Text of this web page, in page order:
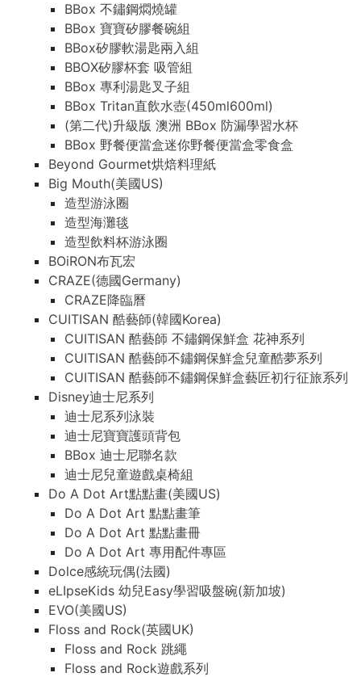
BBox 不鏽鋼燜燒罐
BBox 寶寶矽膠餐碗組
BBox矽膠軟湯匙兩入組
BBOX矽膠杯套 吸管組
BBox 專利湯匙叉子組
BBox Tritan直飲水壺(450ml600ml)
(第二代)升級版 澳洲 BBox 防漏學習水杯
BBox 野餐便當盒迷你野餐便當盒零食盒
Beyond Gourmet烘焙料理紙
Big Mouth(美國US)
造型游泳圈
造型海灘毯
造型飲料杯游泳圈
BOiRON布瓦宏
CRAZE(德國Germany)
CRAZE降臨曆
CUITISAN 酷藝師(韓國Korea)
CUITISAN 酷藝師 不鏽鋼保鮮盒 花神系列
CUITISAN 酷藝師不鏽鋼保鮮盒兒童酷夢系列
CUITISAN 酷藝師不鏽鋼保鮮盒藝匠初行征旅系列
Disney迪士尼系列
迪士尼系列泳裝
迪士尼寶寶護頭背包
BBox 迪士尼聯名款
迪士尼兒童遊戲桌椅組
Do A Dot Art點點畫(美國US)
Do A Dot Art 點點畫筆
Do A Dot Art 點點畫冊
Do A Dot Art 專用配件專區
Dolce感統玩偶(法國)
eLIpseKids 幼兒Easy學習吸盤碗(新加坡)
EVO(美國US)
Floss and Rock(英國UK)
Floss and Rock 跳繩
Floss and Rock遊戲系列